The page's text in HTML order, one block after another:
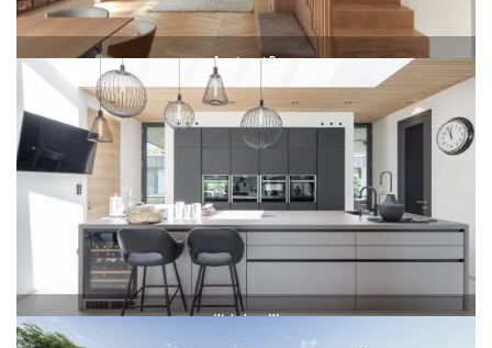
Apart­ment B.
Apart­ment B.
Wohn­haus W